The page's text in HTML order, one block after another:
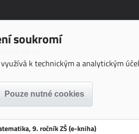
soukromí
k technickým a analytickým
9. ročník ZŠ (e-kniha)